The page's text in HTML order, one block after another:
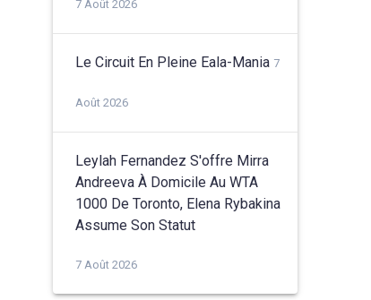
7 Août 2026
Le Circuit En Pleine Eala-Mania 7
Août 2026
Leylah Fernandez S'offre Mirra
Andreeva À Domicile Au WTA
1000 De Toronto, Elena Rybakina
Assume Son Statut
7 Août 2026